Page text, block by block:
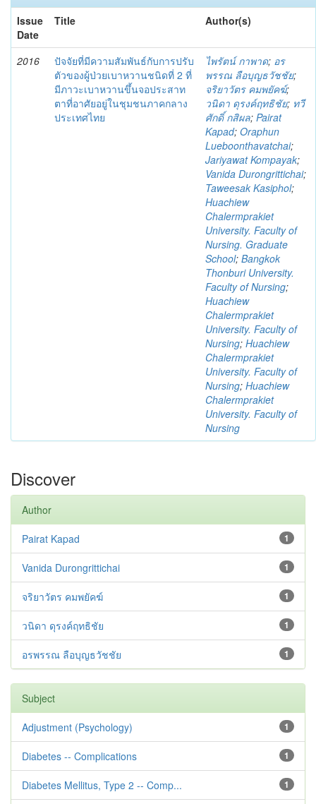
Issue
Date
Title Author(s)
2016
ปัจจัยที่มีความสัมพันธ์กับการปรับ
ตัวของผู้ป่วยเบาหวานชนิดที่ 2 ที่
มีภาวะเบาหวานขึ้นจอประสาท
ตาที่อาศัยอยู่ในชุมชนภาคกลาง
ประเทศไทย
ไพรัตน์ กาพาด; อร
พรรณ ลือบุญธวัชชัย;
จริยาวัตร คมพยัคฆ์;
วนิดา ดุรงค์ฤทธิชัย; ทวี
ศักดิ์ กสิผล; Pairat
Kapad; Oraphun
Lueboonthavatchai;
Jariyawat Kompayak;
Vanida Durongrittichai;
Taweesak Kasiphol;
Huachiew
Chalermprakiet
University. Faculty of
Nursing. Graduate
School; Bangkok
Thonburi University.
Faculty of Nursing;
Huachiew
Chalermprakiet
University. Faculty of
Nursing; Huachiew
Chalermprakiet
University. Faculty of
Nursing; Huachiew
Chalermprakiet
University. Faculty of
Nursing
Discover
Author
1
Pairat Kapad
1
Vanida Durongrittichai
1
จริยาวัตร คมพยัคฆ์
1
วนิดา ดุรงค์ฤทธิชัย
1
อรพรรณ ลือบุญธวัชชัย
Subject
1
Adjustment ‪(Psychology)
1
Diabetes -- Complications
1
Diabetes Mellitus, Type 2 -- Comp...